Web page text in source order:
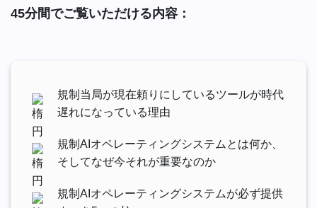
45分間でご覧いただける内容：
規制当局が現在頼りにしているツールが時代
遅れになっている理由
規制AIオペレーティングシステムとは何か、
そしてなぜ今それが重要なのか
規制AIオペレーティングシステムが必ず提供